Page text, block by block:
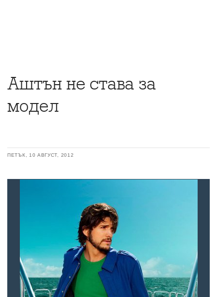
Аштън не става за
модел
ПЕТЪК, 10 АВГУСТ, 2012